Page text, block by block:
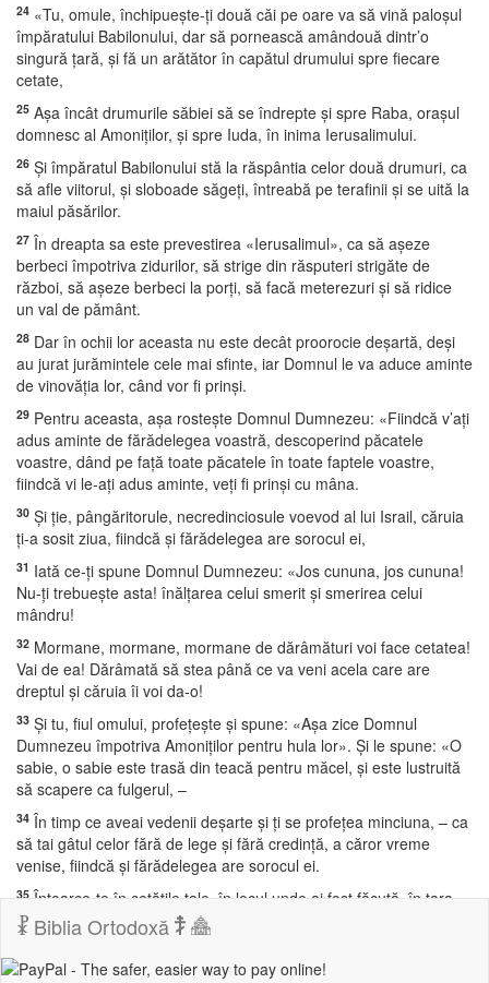
24 «Tu, omule, închipueşte-ţi două căi pe oare va să vină paloşul
împăratului Babilonului, dar să pornească amândouă dintr’o
singură ţară, şi fă un arătător în capătul drumului spre fiecare
cetate,
25 Aşa încât drumurile săbiei să se îndrepte şi spre Raba, oraşul
domnesc al Amoniţilor, şi spre Iuda, în inima Ierusalimului.
26 Şi împăratul Babilonului stă la răspântia celor două drumuri, ca
să afle viitorul, şi sloboade săgeţi, întreabă pe terafinii şi se uită la
maiul păsărilor.
27 În dreapta sa este prevestirea «Ierusalimul», ca să aşeze
berbeci împotriva zidurilor, să strige din răsputeri strigăte de
război, să aşeze berbeci la porţi, să facă meterezuri şi să ridice
un val de pământ.
28 Dar în ochii lor aceasta nu este decât proorocie deşartă, deşi
au jurat jurămintele cele mai sfinte, iar Domnul le va aduce aminte
de vinovăţia lor, când vor fi prinşi.
29 Pentru aceasta, aşa rosteşte Domnul Dumnezeu: «Fiindcă v’aţi
adus aminte de fărădelegea voastră, descoperind păcatele
voastre, dând pe faţă toate păcatele în toate faptele voastre,
fiindcă vi le-aţi adus aminte, veţi fi prinşi cu mâna.
30 Şi ţie, pângăritorule, necredinciosule voevod al lui Israil, căruia
ţi-a sosit ziua, fiindcă şi fărădelegea are sorocul ei,
31 Iată ce-ţi spune Domnul Dumnezeu: «Jos cununa, jos cununa!
Nu-ţi trebueşte asta! înălţarea celui smerit şi smerirea celui
mândru!
32 Mormane, mormane, mormane de dărâmături voi face cetatea!
Vai de ea! Dărâmată să stea până ce va veni acela care are
dreptul şi căruia îi voi da-o!
33 Şi tu, fiul omului, profeţeşte şi spune: «Aşa zice Domnul
Dumnezeu împotriva Amoniţilor pentru hula lor». Şi le spune: «O
sabie, o sabie este trasă din teacă pentru măcel, şi este lustruită
să scapere ca fulgerul, –
34 În timp ce aveai vedenii deşarte şi ţi se profeţea minciuna, – ca
să tai gâtul celor fără de lege şi fără credinţă, a căror vreme
venise, fiindcă şi fărădelegea are sorocul ei.
35Întoarce-te în cetăţile tale, în locul unde ai fost făcută, în ţara
obârşiei tale, unde te voi judeca.
voi sufla în tine şi te voi da pe mâna sălbaticilor oameni, făuritori
Biblia Ortodoxă